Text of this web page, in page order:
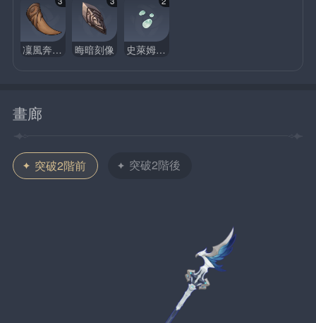
凜風奔狼的始齔 晦暗刻像 史萊姆凝液
畫廊
突破2階前 突破2階後